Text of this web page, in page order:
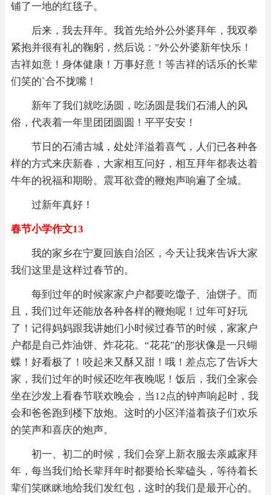
铺了一地的红毯子。
后来，我去拜年。我首先给外公外婆拜年，我双拳
紧抱并很有礼的鞠躬，然后说："外公外婆新年快乐！
吉祥如意！身体健康！万事好意！等吉祥的话乐的长辈
们笑的`合不拢嘴！
新年了我们就吃汤圆，吃汤圆是我们石浦人的风
俗，代表着一年里团团圆圆！平平安安！
节日的石浦古城，处处洋溢着喜气，人们已各种各
样的方式来庆新春，大家相互问好，相互拜年都表达着
牛年的祝福和期盼。震耳欲聋的鞭炮声响遍了全城。
过新年真好！
春节小学作文13
我的家乡在宁夏回族自治区，今天让我来告诉大家
我们这里是这样过春节的。
每到过年的时候家家户户都要吃馓子、油饼子。而
且，我们过年还能放各种各样的鞭炮呢！过年可好玩
了！记得妈妈跟我讲她们小时候过春节的时候，家家户
户都是自己炸油饼、炸花花。“花花”的形状像是一只蝴
蝶！好看极了！咬起来又酥又甜！哦！差点忘了告诉大
家，我们过年的时候还吃年夜晚呢！饭后，我们全家会
坐在沙发上看春节联欢晚会，当12点的钟声响起时，我
会和爸爸跑到楼下放炮。这时的小区洋溢着孩子们欢乐
的笑声和喜庆的炮声。
初一、初二的时候，我们会穿上新衣服去亲戚家拜
年，每当我们给长辈拜年时都要给长辈磕头，等待着长
辈们笑眯眯地给我们发红包，这时的我们是最开心的。